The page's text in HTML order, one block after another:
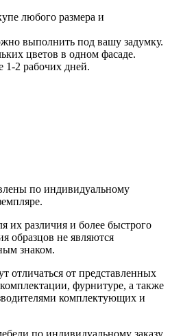
любого размера и
выполнить под вашу задумку.
цветов в одном фасаде.
1-2 рабочих дней.
по индивидуальному
их различия и более быстрого
образцов не являются
знаком.
отличаться от представленных
фурнитуре, а также
комплектующих и
по индивидуальному заказу